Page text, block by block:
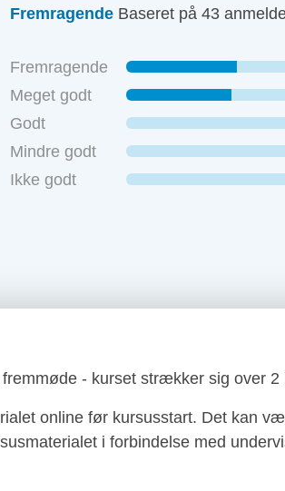
Fremragende Baseret på 43
Fremragende
Meget godt
Godt
Mindre godt
Ikke godt
- kurset strækker sig over 2
online før kursusstart. Det kan
i forbindelse med